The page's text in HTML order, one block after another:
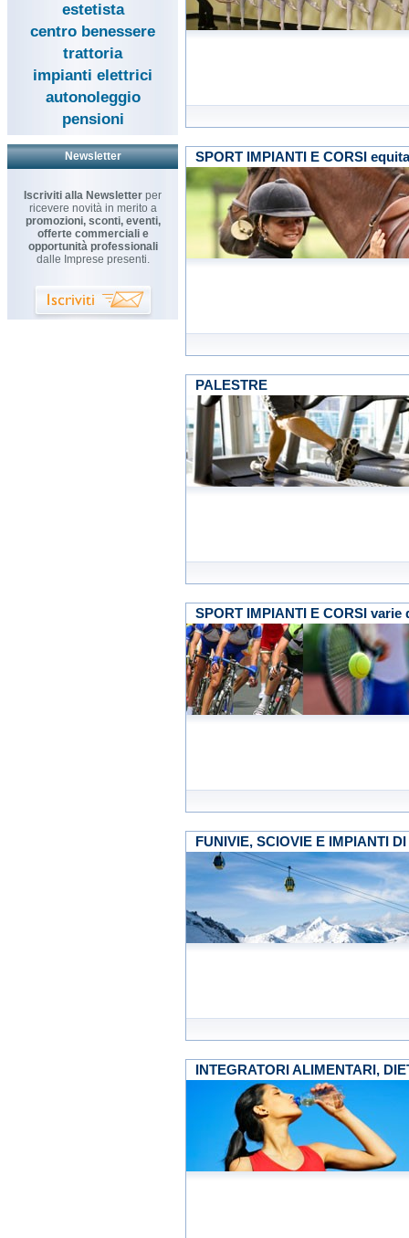
estetista
centro benessere
trattoria
impianti elettrici
autonoleggio
pensioni
Newsletter
Iscriviti alla Newsletter per
ricevere novità in merito a
promozioni, sconti, eventi,
offerte commerciali e
opportunità professionali
dalle Imprese presenti.
SPORT IMPIANTI E CORSI
PALESTRE
SPORT IMPIANTI E CORSI varie
FUNIVIE, SCIOVIE E IMPIANTI
INTEGRATORI ALIMENTARI,